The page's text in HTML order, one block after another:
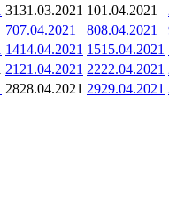
3131.03.2021 101.04.2021
707.04.2021 808.04.2021
1414.04.2021 1515.04.2021
21 21.04.2021 2222.04.2021
2828.04.2021 2929.04.2021